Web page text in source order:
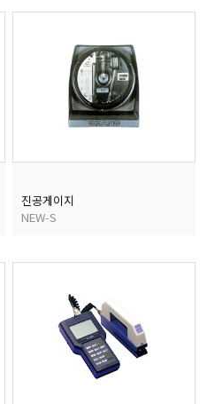
열화상카메라
진공게이지
NEW-S